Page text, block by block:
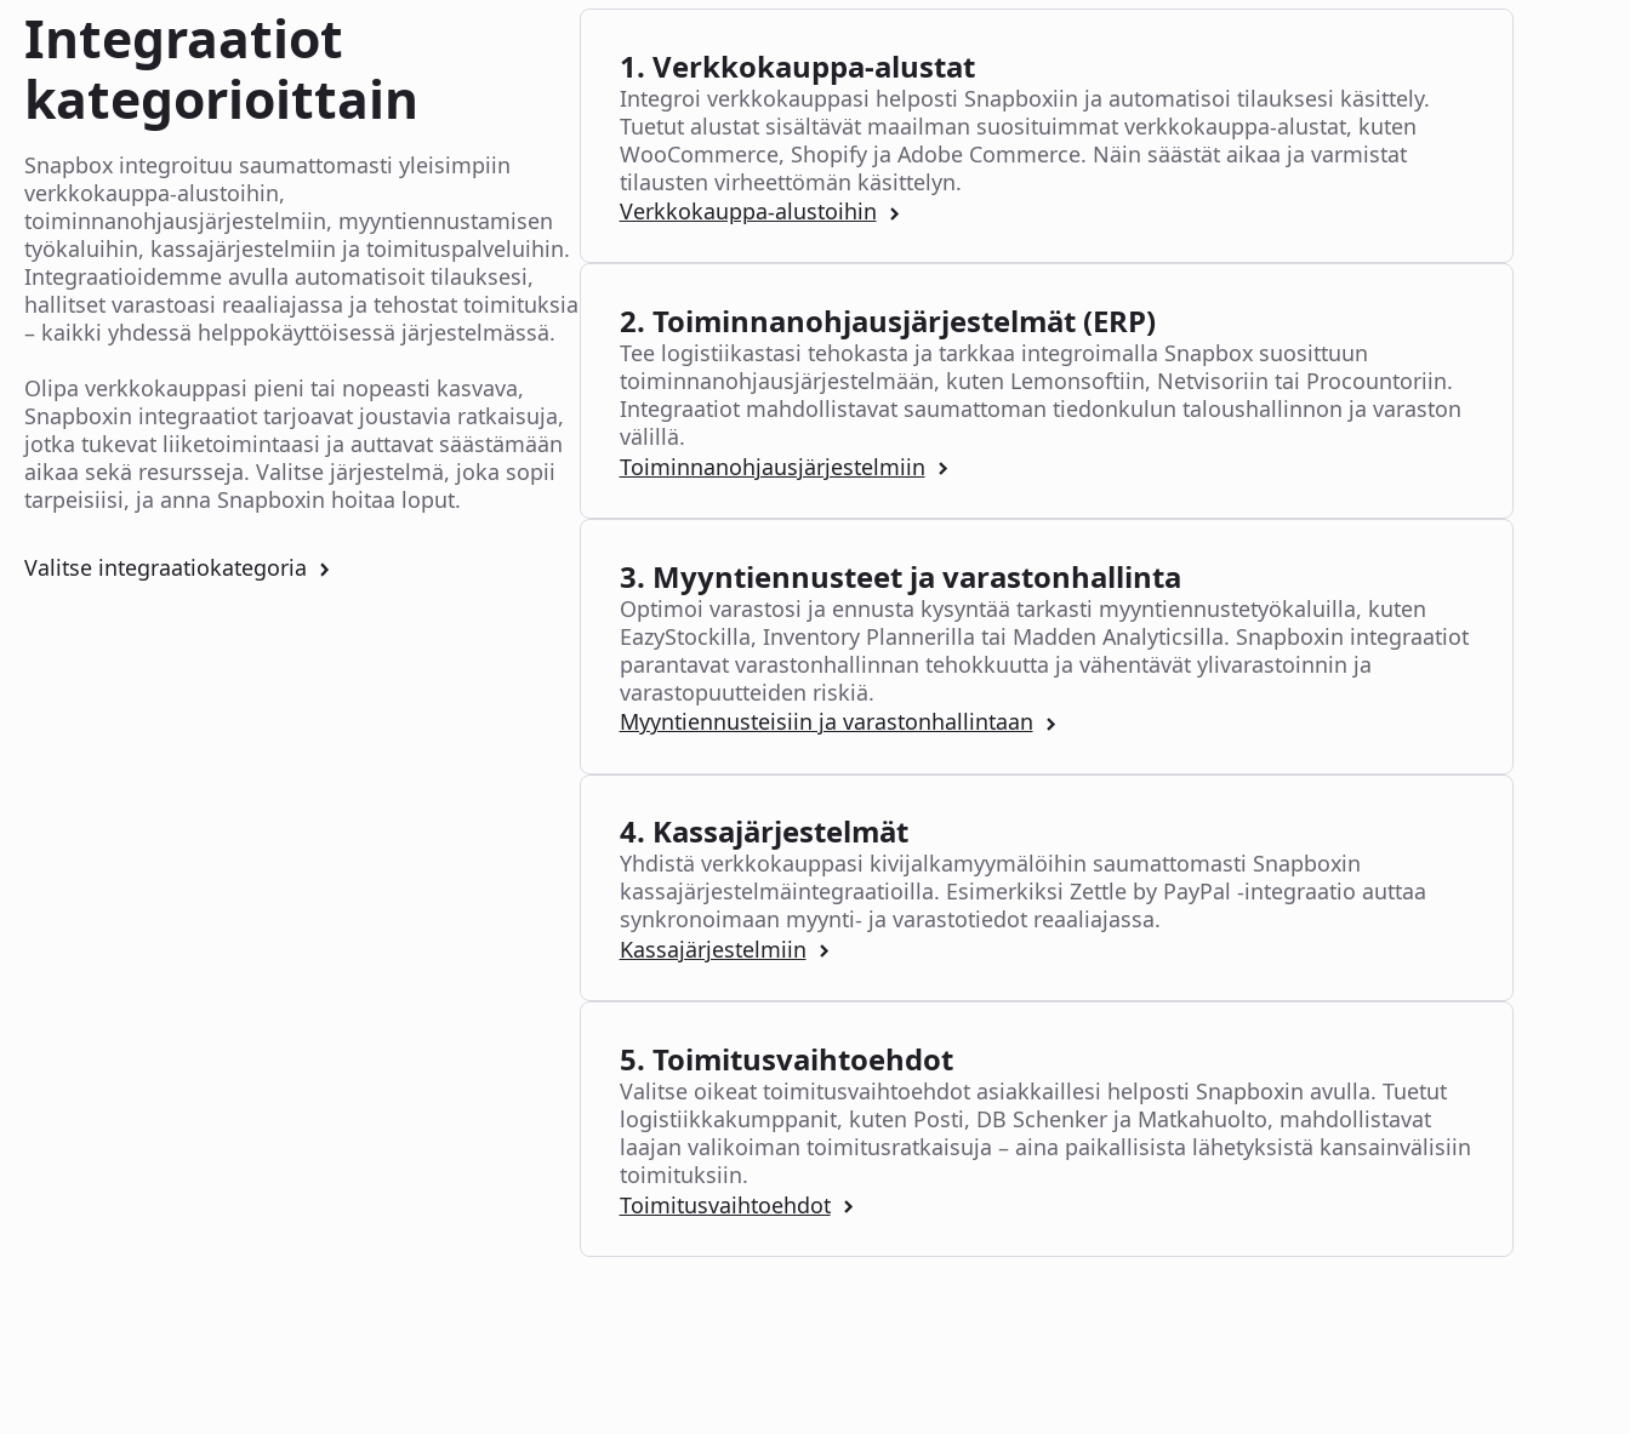
Integraatiot
kategorioittain
Snapbox integroituu saumattomasti yleisimpiin
verkkokauppa-alustoihin,
toiminnanohjausjärjestelmiin, myyntiennustamisen
työkaluihin, kassajärjestelmiin ja toimituspalveluihin.
Integraatioidemme avulla automatisoit tilauksesi,
hallitset varastoasi reaaliajassa ja tehostat toimituksia
– kaikki yhdessä helppokäyttöisessä järjestelmässä.
Olipa verkkokauppasi pieni tai nopeasti kasvava,
Snapboxin integraatiot tarjoavat joustavia ratkaisuja,
jotka tukevat liiketoimintaasi ja auttavat säästämään
aikaa sekä resursseja. Valitse järjestelmä, joka sopii
tarpeisiisi, ja anna Snapboxin hoitaa loput.
Valitse integraatiokategoria
1. Verkkokauppa-alustat
Integroi verkkokauppasi helposti Snapboxiin ja automatisoi tilauksesi käsittely.
Tuetut alustat sisältävät maailman suosituimmat verkkokauppa-alustat, kuten
WooCommerce, Shopify ja Adobe Commerce. Näin säästät aikaa ja varmistat
tilausten virheettömän käsittelyn.
Verkkokauppa-alustoihin
2. Toiminnanohjausjärjestelmät (ERP)
Tee logistiikastasi tehokasta ja tarkkaa integroimalla Snapbox suosittuun
toiminnanohjausjärjestelmään, kuten Lemonsoftiin, Netvisoriin tai Procountoriin.
Integraatiot mahdollistavat saumattoman tiedonkulun taloushallinnon ja varaston
välillä.
Toiminnanohjausjärjestelmiin
3. Myyntiennusteet ja varastonhallinta
Optimoi varastosi ja ennusta kysyntää tarkasti myyntiennustetyökaluilla, kuten
EazyStockilla, Inventory Plannerilla tai Madden Analyticsilla. Snapboxin integraatiot
parantavat varastonhallinnan tehokkuutta ja vähentävät ylivarastoinnin ja
varastopuutteiden riskiä.
Myyntiennusteisiin ja varastonhallintaan
4. Kassajärjestelmät
Yhdistä verkkokauppasi kivijalkamyymälöihin saumattomasti Snapboxin
kassajärjestelmäintegraatioilla. Esimerkiksi Zettle by PayPal -integraatio auttaa
synkronoimaan myynti- ja varastotiedot reaaliajassa.
Kassajärjestelmiin
5. Toimitusvaihtoehdot
Valitse oikeat toimitusvaihtoehdot asiakkaillesi helposti Snapboxin avulla. Tuetut
logistiikkakumppanit, kuten Posti, DB Schenker ja Matkahuolto, mahdollistavat
laajan valikoiman toimitusratkaisuja – aina paikallisista lähetyksistä kansainvälisiin
toimituksiin.
Toimitusvaihtoehdot